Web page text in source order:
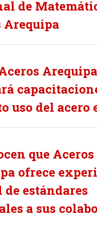
de
Arequipa
Arequipa
uso del acero
que Aceros
ofrece
estándares
a sus